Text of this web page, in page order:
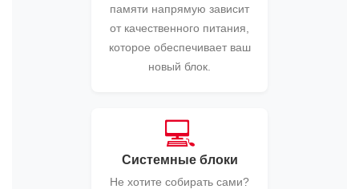
памяти напрямую зависит
от качественного питания,
которое обеспечивает ваш
новый блок.
💻
Системные блоки
Не хотите собирать сами?